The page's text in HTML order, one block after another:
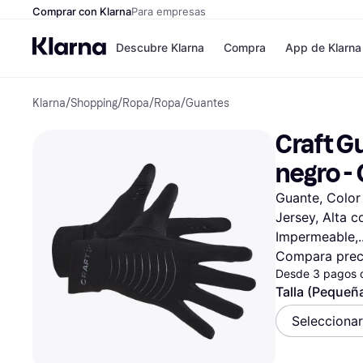
Comprar con KlarnaPara empresas
Descubre Klarna
Paga ahora
Paga en 3 plazos
Paga en 30 días
Financiación
Klarna en Apple
Compra
Shein
Zalando
Zara
JD Sports
Directorio de
App de Klarna
Klarna/Shopping/Ropa/Ropa/Guantes
Craft
negro -
Guante,
Jersey, Alta
Impermeable,
Compara
Desde 3 pagos
Talla